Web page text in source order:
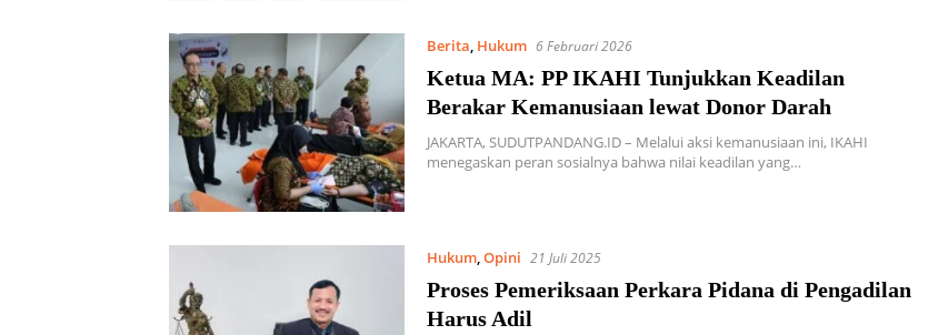
Berita, Hukum 6 Februari 2026
Ketua MA: PP IKAHI Tunjukkan Keadilan
Berakar Kemanusiaan lewat Donor Darah
JAKARTA, SUDUTPANDANG.ID – Melalui aksi kemanusiaan ini, IKAHI
menegaskan peran sosialnya bahwa nilai keadilan yang…
Hukum,Opini 21 Juli 2025
Proses Pemeriksaan Perkara Pidana di Pengadilan
Harus Adil